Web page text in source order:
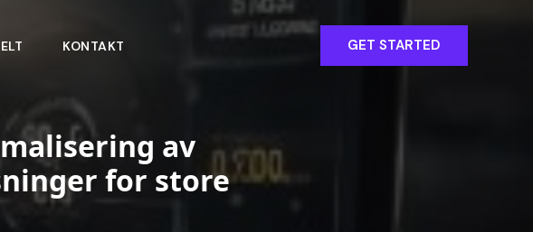
KONTAKT GET STARTED
av
for store